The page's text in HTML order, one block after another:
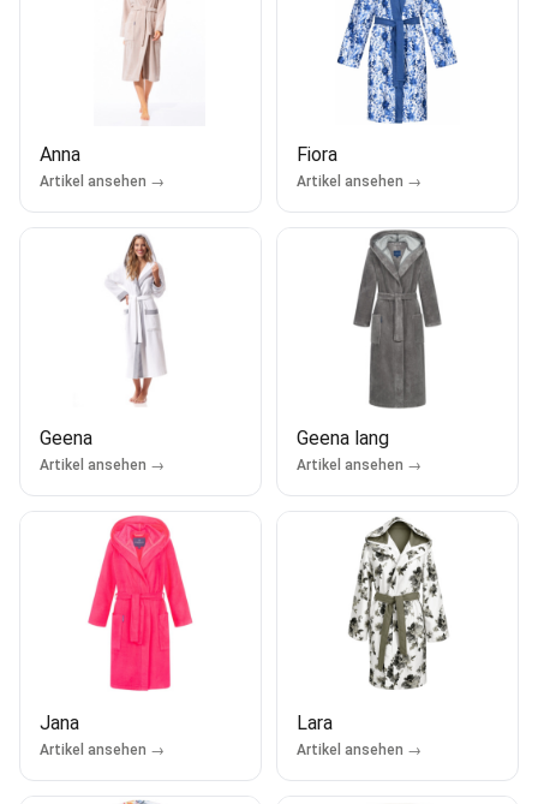
Anna
Artikel ansehen →
Fiora
Artikel ansehen →
Geena
Artikel ansehen →
Geena lang
Artikel ansehen →
Jana
Artikel ansehen →
Lara
Artikel ansehen →